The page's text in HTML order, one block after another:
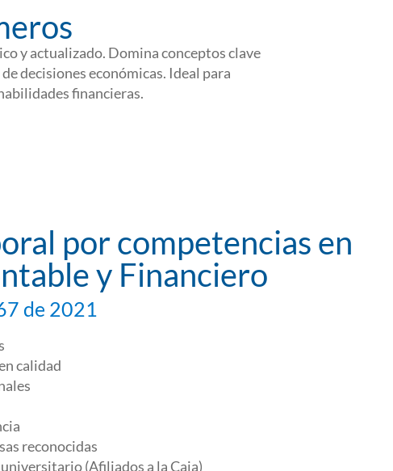
y actualizado. Domina conceptos clave
decisiones económicas. Ideal para
financieras.
por competencias en
y Financiero
de 2021
calidad
reconocidas
(Afiliados a la Caja)